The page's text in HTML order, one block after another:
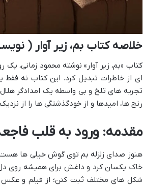
خلاصه کتاب بم، زیر آوار (
کتاب «بم، زیر آوار» نوشته محمود زمانی،
ای از خاطرات تبدیل کرد. این کتاب نه فقط
تجربه های تلخ و بی واسطه یک امدادگر
رنج ها، امیدها و از خودگذشتگی ها را از
مقدمه: ورود به قلب فاجعه
خاک یکسان کرد و داغش برای همیشه روی دل
شکل های مختلف ثبت کنن؛ از فیلم و عکس